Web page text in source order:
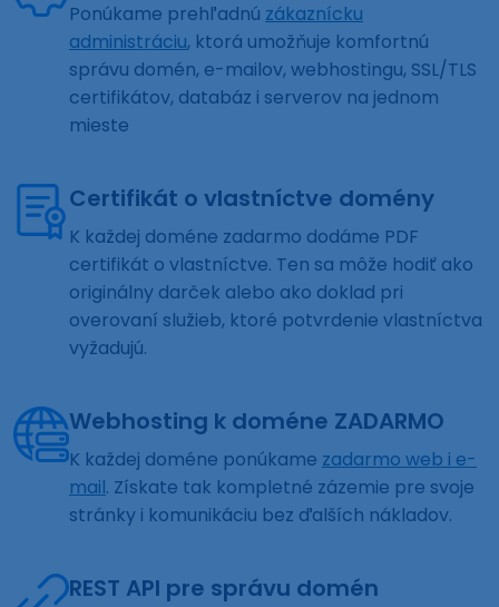
Ponúkame prehľadnú zákaznícku
administráciu, ktorá umožňuje komfortnú
správu domén, e-mailov, webhostingu, SSL/TLS
certifikátov, databáz i serverov na jednom
mieste
Certifikát o vlastníctve domény
K každej doméne zadarmo dodáme PDF
certifikát o vlastníctve. Ten sa môže hodiť ako
originálny darček alebo ako doklad pri
overovaní služieb, ktoré potvrdenie vlastníctva
vyžadujú.
Webhosting k doméne ZADARMO
K každej doméne ponúkame zadarmo web i e-
mail. Získate tak kompletné zázemie pre svoje
stránky i komunikáciu bez ďalších nákladov.
REST API pre správu domén